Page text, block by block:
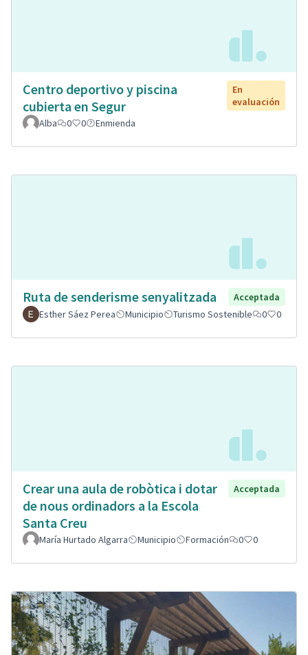
Centro deportivo y piscina
cubierta en Segur
En
evaluación
Alba
0 0 Enmienda
Ruta de senderisme senyalitzada
Acceptada
Esther Sáez Perea
Municipio Turismo Sostenible 0 0
Crear una aula de robòtica i dotar
de nous ordinadors a la Escola
Santa Creu
Acceptada
María Hurtado Algarra Municipio Formación 0 0